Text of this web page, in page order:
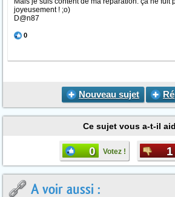
joyeusement ! ;o)
D@n87
0
Nouveau sujet
Ce sujet vous a-t-il
0 Votez ! 1
A voir aussi :